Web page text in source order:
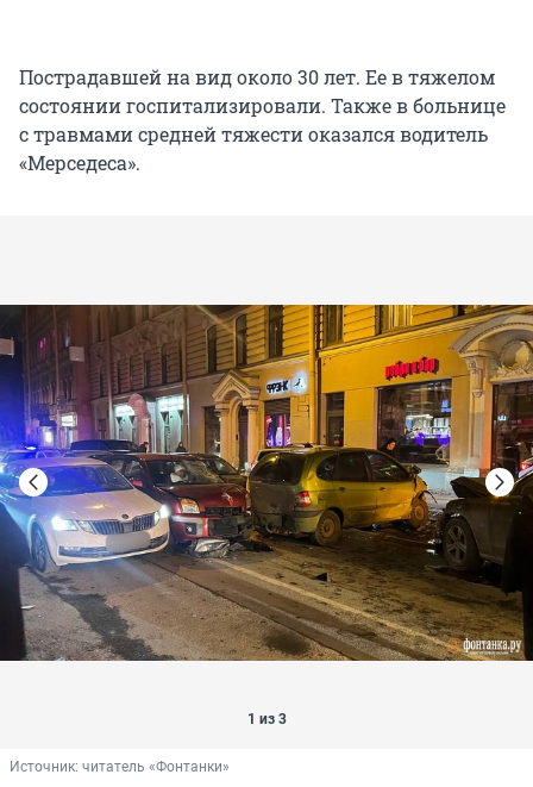
Пострадавшей на вид около 30 лет. Ее в тяжелом
состоянии госпитализировали. Также в больнице
с травмами средней тяжести оказался водитель
«Мерседеса».
1 из 3
Источник: читатель «Фонтанки»